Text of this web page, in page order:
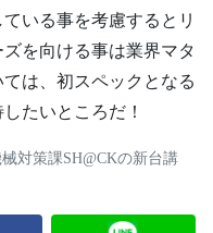
いる事を考慮するとリ
を向ける事は業界マタ
は、初スペックとなる
たいところだ！
対策課SH@CKの新台講